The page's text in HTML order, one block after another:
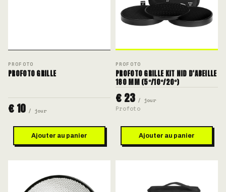
PROFOTO
PROFOTO GRILLE
€ 10 / jour
Ajouter au panier
PROFOTO
PROFOTO GRILLE KIT NID D'ABEILLE
180 MM (5°/10°/20°)
€ 23 / jour
Profoto
Ajouter au panier